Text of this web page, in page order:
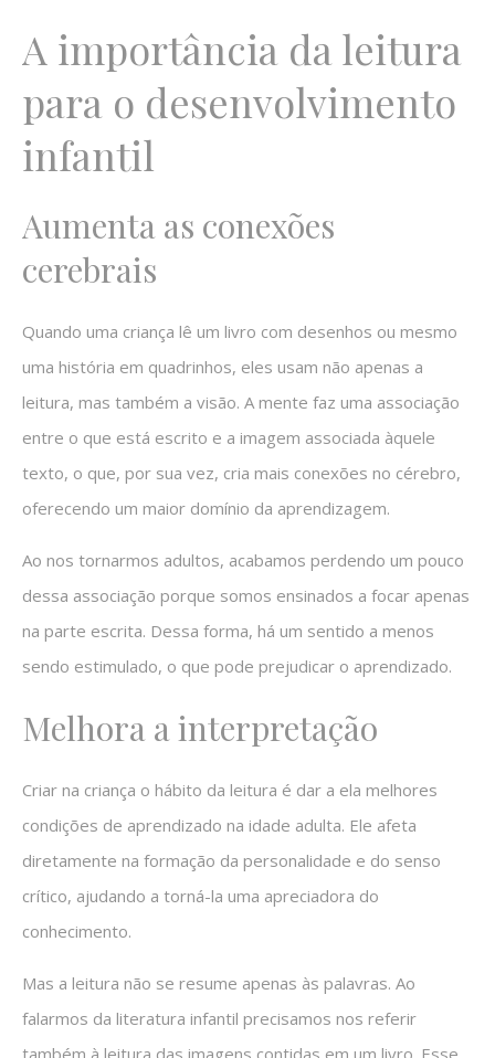
A importância da leitura
para o desenvolvimento
infantil
Aumenta as conexões
cerebrais
Quando uma criança lê um livro com desenhos ou mesmo
uma história em quadrinhos, eles usam não apenas a
leitura, mas também a visão. A mente faz uma associação
entre o que está escrito e a imagem associada àquele
texto, o que, por sua vez, cria mais conexões no cérebro,
oferecendo um maior domínio da aprendizagem.
Ao nos tornarmos adultos, acabamos perdendo um pouco
dessa associação porque somos ensinados a focar apenas
na parte escrita. Dessa forma, há um sentido a menos
sendo estimulado, o que pode prejudicar o aprendizado.
Melhora a interpretação
Criar na criança o hábito da leitura é dar a ela melhores
condições de aprendizado na idade adulta. Ele afeta
diretamente na formação da personalidade e do senso
crítico, ajudando a torná-la uma apreciadora do
conhecimento.
Mas a leitura não se resume apenas às palavras. Ao
falarmos da literatura infantil precisamos nos referir
também à leitura das imagens contidas em um livro. Esse